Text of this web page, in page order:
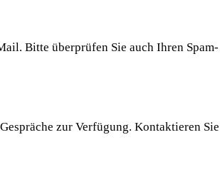
Bitte überprüfen Sie auch Ihren Spam-
zur Verfügung. Kontaktieren Sie